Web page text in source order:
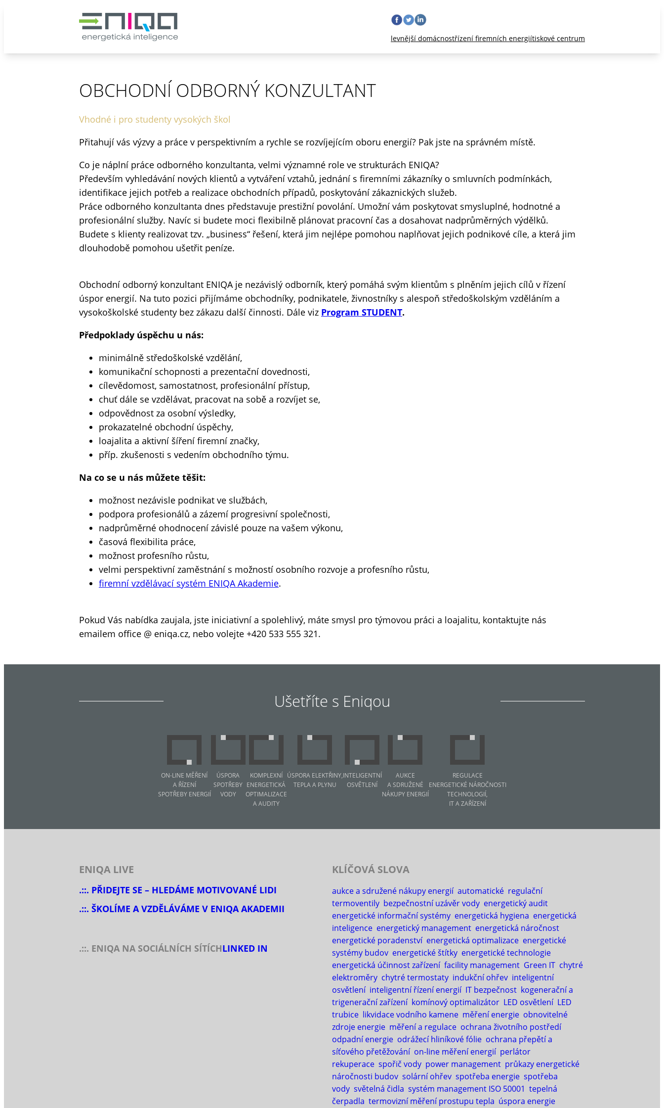
levnější domácnostřízení firemních energiítiskové centrum
OBCHODNÍ ODBORNÝ KONZULTANT
Vhodné i pro studenty vysokých škol
Přitahují vás výzvy a práce v perspektivním a rychle se rozvíjejícím oboru energií? Pak jste na správném místě.
Co je náplní práce odborného konzultanta, velmi významné role ve strukturách ENIQA?
Především vyhledávání nových klientů a vytváření vztahů, jednání s firemními zákazníky o smluvních podmínkách,
identifikace jejich potřeb a realizace obchodních případů, poskytování zákaznických služeb.
Práce odborného konzultanta dnes představuje prestižní povolání. Umožní vám poskytovat smysluplné, hodnotné a
profesionální služby. Navíc si budete moci flexibilně plánovat pracovní čas a dosahovat nadprůměrných výdělků.
Budete s klienty realizovat tzv. „business“ řešení, která jim nejlépe pomohou naplňovat jejich podnikové cíle, a která jim
dlouhodobě pomohou ušetřit peníze.
Obchodní odborný konzultant ENIQA je nezávislý odborník, který pomáhá svým klientům s plněním jejich cílů v řízení
úspor energií. Na tuto pozici přijímáme obchodníky, podnikatele, živnostníky s alespoň středoškolským vzděláním a
vysokoškolské studenty bez zákazu další činnosti. Dále viz Program STUDENT.
Předpoklady úspěchu u nás:
minimálně středoškolské vzdělání,
komunikační schopnosti a prezentační dovednosti,
cílevědomost, samostatnost, profesionální přístup,
chuť dále se vzdělávat, pracovat na sobě a rozvíjet se,
odpovědnost za osobní výsledky,
prokazatelné obchodní úspěchy,
loajalita a aktivní šíření firemní značky,
příp. zkušenosti s vedením obchodního týmu.
Na co se u nás můžete těšit:
možnost nezávisle podnikat ve službách,
podpora profesionálů a zázemí progresivní společnosti,
nadprůměrné ohodnocení závislé pouze na vašem výkonu,
časová flexibilita práce,
možnost profesního růstu,
velmi perspektivní zaměstnání s možností osobního rozvoje a profesního růstu,
firemní vzdělávací systém ENIQA Akademie.
Pokud Vás nabídka zaujala, jste iniciativní a spolehlivý, máte smysl pro týmovou práci a loajalitu, kontaktujte nás
emailem office @ eniqa.cz, nebo volejte +420 533 555 321.
Ušetříte s Eniqou
ON-LINE MĚŘENÍ
A ŘÍZENÍ
SPOTŘEBY ENERGIÍ
ÚSPORA
SPOTŘEBY
VODY
KOMPLEXNÍ
ENERGETICKÁ
OPTIMALIZACE
A AUDITY
ÚSPORA ELEKTŘINY,
TEPLA A PLYNU
INTELIGENTNÍ
OSVĚTLENÍ
AUKCE
A SDRUŽENÉ
NÁKUPY ENERGIÍ
REGULACE
ENERGETICKÉ NÁROČNOSTI
TECHNOLOGIÍ,
IT A ZAŘÍZENÍ
ENIQA LIVE
.::. PŘIDEJTE SE – HLEDÁME MOTIVOVANÉ LIDI
.::. ŠKOLÍME A VZDĚLÁVÁME V ENIQA AKADEMII
.::. ENIQA NA SOCIÁLNÍCH SÍTÍCHLINKED IN
KLÍČOVÁ SLOVA
aukce a sdružené nákupy energií automatické regulační
termoventily bezpečnostní uzávěr vody energetický audit
energetické informační systémy energetická hygiena energetická
inteligence energetický management energetická náročnost
energetické poradenství energetická optimalizace energetické
systémy budov energetické štítky energetické technologie
energetická účinnost zařízení facility management Green IT chytré
elektroměry chytré termostaty indukční ohřev inteligentní
osvětlení inteligentní řízení energií IT bezpečnost kogenerační a
trigenerační zařízení komínový optimalizátor LED osvětlení LED
trubice likvidace vodního kamene měření energie obnovitelné
zdroje energie měření a regulace ochrana životního postředí
odpadní energie odrážecí hliníkové fólie ochrana přepětí a
síťového přetěžování on-line měření energií perlátor
rekuperace spořič vody power management průkazy energetické
náročnosti budov solární ohřev spotřeba energie spotřeba
vody světelná čidla systém management ISO 50001 tepelná
čerpadla termovizní měření prostupu tepla úspora energie